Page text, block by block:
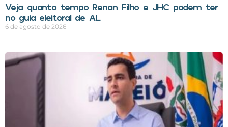
Veja quanto tempo Renan Filho e JHC podem ter
no guia eleitoral de AL
6 de agosto de 2026